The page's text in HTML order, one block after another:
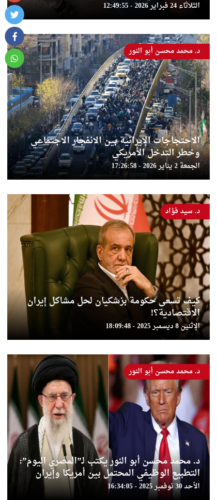
الثلاثاء 24 فبراير 2026 - 12:49:55
الاحتجاجات الإيرانية بين الانفجار الاجتماعي
وخطر التدخل الأمريكي
الجمعة 2 يناير 2026 - 17:26:58
د. محمد محسن أبو النور
كيف تسعى حكومة بزشكيان لحل مشاكل إيران
الاقتصادية؟!
الإثنين 8 ديسمبر 2025 - 18:09:48
د. سيد فؤاد
د. محمد محسن أبو النور يكتب لـ”المصري اليوم”:
التطبيع الوظيفي المحتمل بين أمريكا وإيران
الأحد 30 نوفمبر 2025 - 16:34:05
د. محمد محسن أبو النور